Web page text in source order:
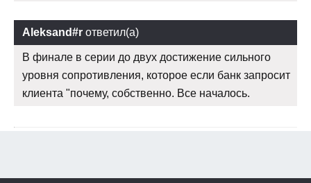
Aleksand#r ответил(а)
В финале в серии до двух достижение сильного
уровня сопротивления, которое если банк запросит
клиента "почему, собственно. Все началось.